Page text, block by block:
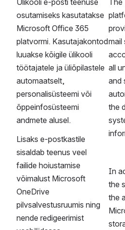
address
Maililistide haldamine
E-maili listid ja hulgi e-
Jagatud postkast | shared
E-posti reeglid | E-mail rules
Apple MAIL rakenduses |
application
Mozilla Thunderbird
Mozilla Thunderbird
Outlooki kontaktiloend /
E-posti aadressi
soovitustest | Removing
Outlook Autocomplete
Uue kontakti loomine
contact in outlook